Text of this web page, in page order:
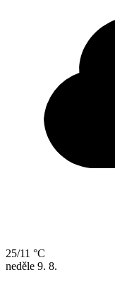
25/11 °C
neděle 9. 8.